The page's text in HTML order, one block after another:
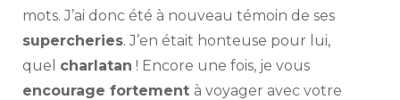
mots. J’ai donc été à nouveau témoin de ses
supercheries. J’en était honteuse pour lui,
quel charlatan ! Encore une fois, je vous
encourage fortement à voyager avec votre